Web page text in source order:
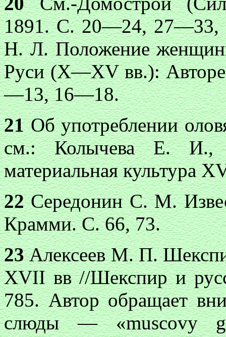
1891. С. 20—24, 27—33,
Н. Л. Положение
Руси (X—XV вв.):
—13, 16—18.
21Об употреблении
см.: Колычева Е. И.,
материальная культура
22Середонин С. М.
Крамми. С. 66, 73.
23Алексеев М. П.
XVII вв //Шекспир и
785. Автор обращает
слюды — «muscovy